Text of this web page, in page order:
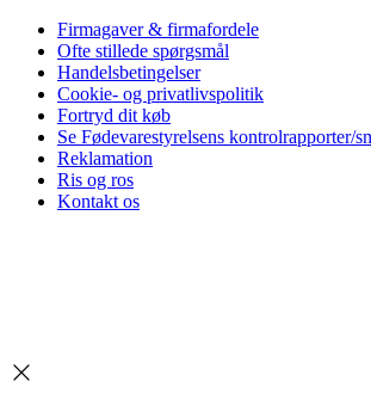
Firmagaver & firmafordele
Ofte stillede spørgsmål
Handelsbetingelser
Cookie- og privatlivspolitik
Fortryd dit køb
Se Fødevarestyrelsens kontrolrapporter/
Reklamation
Ris og ros
Kontakt os